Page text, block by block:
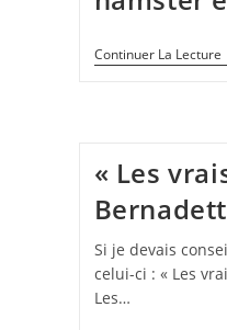
Continuer La Lecture
« Les
Si je devais
celui-ci : « Les
Les…